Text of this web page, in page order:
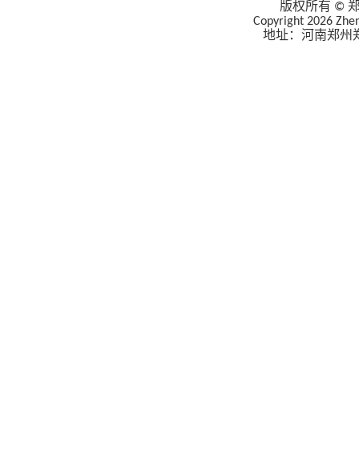
版权所有 ©
Copyright 2026
地址：河南郑州